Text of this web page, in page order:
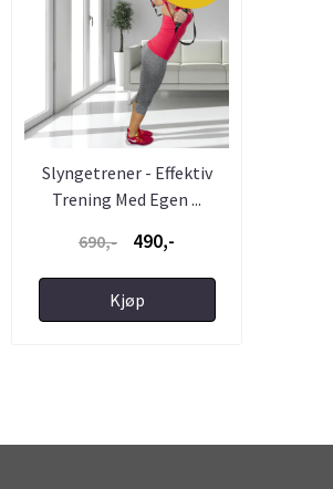
Slyngetrener - Effektiv
Trening Med Egen ...
690,-
490,-
Kjøp